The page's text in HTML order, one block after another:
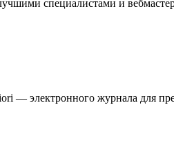
специалистами и
— электронного журнала для